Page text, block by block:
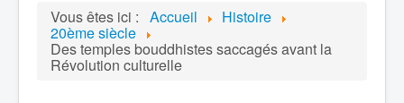
Vous êtes ici : Accueil Histoire
20ème siècle
Des temples bouddhistes saccagés avant la
Révolution culturelle